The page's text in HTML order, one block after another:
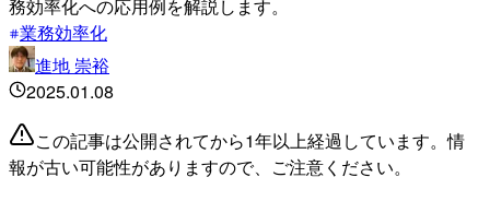
務効率化への応用例を解説します。
業務効率化
進地 崇裕
2025.01.08
この記事は公開されてから1年以上経過しています。情
報が古い可能性がありますので、ご注意ください。